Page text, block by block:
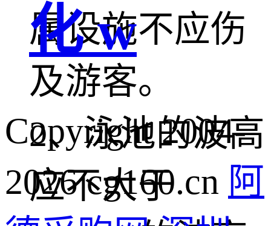
属设施不应伤
及游客。
2、泳池的波高
应不大于
化 w
Copyright 2004-
2026 cg160.cn 阿